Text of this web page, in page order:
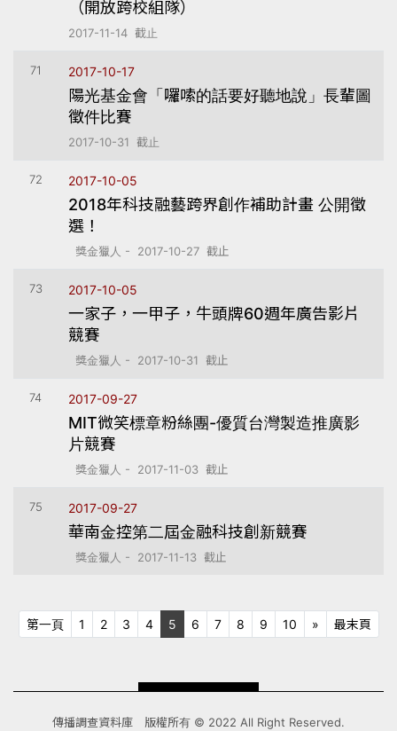
（開放跨校組隊）
2017-11-14 截止
71 2017-10-17
陽光基金會「囉嗦的話要好聽地說」長輩圖
徵件比賽
2017-10-31 截止
72 2017-10-05
2018年科技融藝跨界創作補助計畫 公開徵
選！
獎金獵人 - 2017-10-27 截止
73 2017-10-05
一家子，一甲子，牛頭牌60週年廣告影片
競賽
獎金獵人 - 2017-10-31 截止
74 2017-09-27
MIT微笑標章粉絲團-優質台灣製造推廣影
片競賽
獎金獵人 - 2017-11-03 截止
75 2017-09-27
華南金控第二屆金融科技創新競賽
獎金獵人 - 2017-11-13 截止
第一頁第一頁
1 2 3 4 5 6 7 8 9 10 »下十頁
最末頁最
傳播調查資料庫 版權所有 © 2022 All Right Reserved.